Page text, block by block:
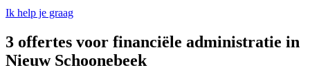
Ik help je graag
3 offertes voor financiële administratie in
Nieuw Schoonebeek